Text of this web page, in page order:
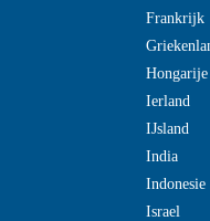
Frankrijk
Hongarije
Ierland
IJsland
India
Indonesie
Israel